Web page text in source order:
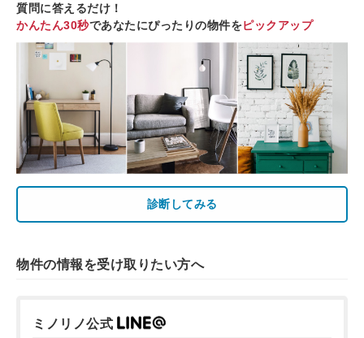
質問に答えるだけ！
かんたん30秒であなたにぴったりの物件をピックアップ
診断してみる
物件の情報を受け取りたい方へ
ミノリノ公式